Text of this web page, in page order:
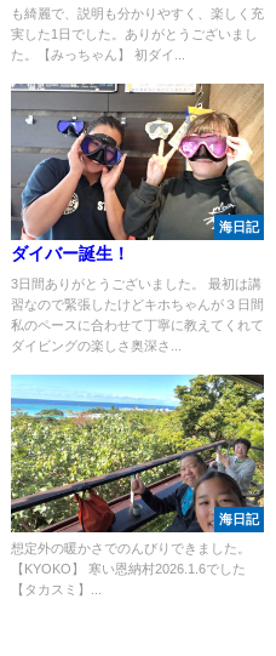
も綺麗で、説明も分かりやすく、楽しく充
実した1日でした。ありがとうございまし
た。【みっちゃん】 初ダイ...
海日記
ダイバー誕生！
3日間ありがとうございました。 最初は講
習なので緊張したけどキホちゃんが３日間
私のペースに合わせて丁寧に教えてくれて
ダイビングの楽しさ奥深さ...
海日記
想定外の暖かさでのんびりできました。
【KYOKO】 寒い恩納村2026.1.6でした
【タカスミ】...